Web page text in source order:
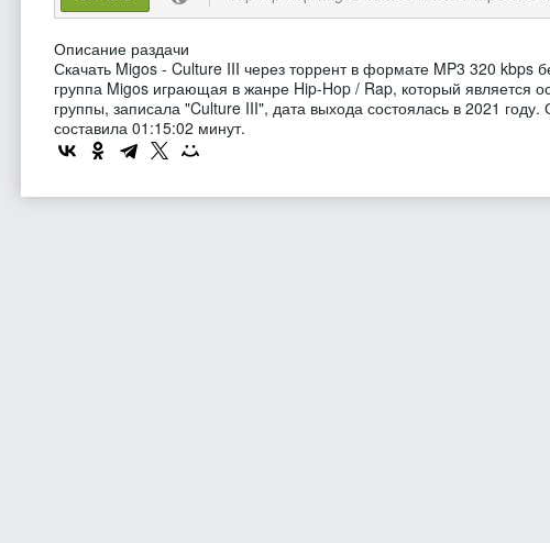
Описание раздачи
Скачать Migos - Culture III через торрент в формате MP3 320 kbps
группа Migos играющая в жанре Hip-Hop / Rap, который является
группы, записала "Culture III", дата выхода состоялась в 2021
составила 01:15:02 минут.